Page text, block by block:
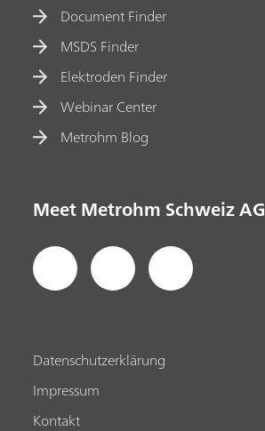
Document Finder
MSDS Finder
Elektroden Finder
Webinar Center
Metrohm Blog
Meet Metrohm Schweiz AG
Datenschutzerklärung
Impressum
Kontakt